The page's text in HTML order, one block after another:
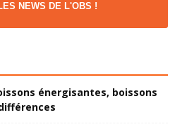
NEWS DE L'OBS !
énergisantes, boissons